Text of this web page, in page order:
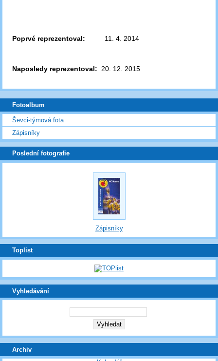
Poprvé reprezentoval: 11. 4. 2014
Naposledy reprezentoval: 20. 12. 2015
Fotoalbum
Ševci-týmová fota
Zápisníky
Poslední fotografie
Zápisníky
Toplist
Vyhledávání
Archiv